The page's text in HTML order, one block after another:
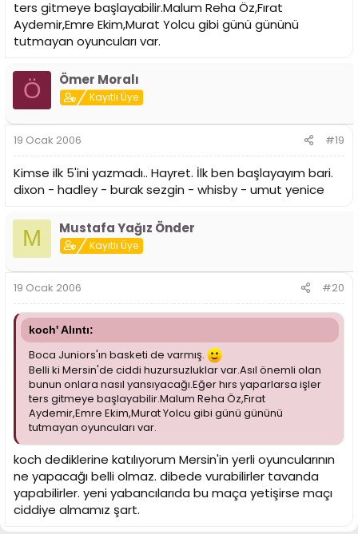
ters gitmeye başlayabilir.Malum Reha Öz,Fırat
Aydemir,Emre Ekim,Murat Yolcu gibi günü gününü
tutmayan oyuncuları var.
Ö Ömer Moralı
Kayıtlı Üye
19 Ocak 2006 #19
Kimse ilk 5'ini yazmadı.. Hayret. İlk ben başlayayım bari.
dixon - hadley - burak sezgin - whisby - umut yenice
M Mustafa Yağız Önder
Kayıtlı Üye
19 Ocak 2006 #20
koch' Alıntı:
Boca Juniors'ın basketi de varmış.
Belli ki Mersin'de ciddi huzursuzluklar var.Asıl önemli olan
bunun onlara nasıl yansıyacağı.Eğer hırs yaparlarsa işler
ters gitmeye başlayabilir.Malum Reha Öz,Fırat
Aydemir,Emre Ekim,Murat Yolcu gibi günü gününü
tutmayan oyuncuları var.
koch dediklerine katılıyorum Mersin'in yerli oyuncularının
ne yapacağı belli olmaz. dibede vurabilirler tavanda
yapabilirler. yeni yabancılarıda bu maça yetişirse maçı
ciddiye almamız şart.